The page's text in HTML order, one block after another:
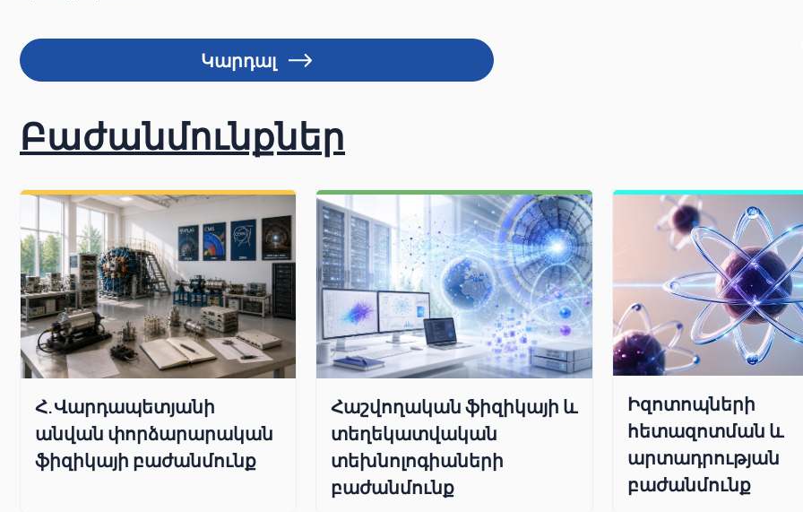
Կարդալ
Բաժանմունքներ
Հ.Վարդապետյանի
անվան փորձարարական
ֆիզիկայի բաժանմունք
Հաշվողական ֆիզիկայի և
տեղեկատվական
տեխնոլոգիաների
բաժանմունք
Իզոտոպների
հետազոտման և
արտադրության
բաժանմունք